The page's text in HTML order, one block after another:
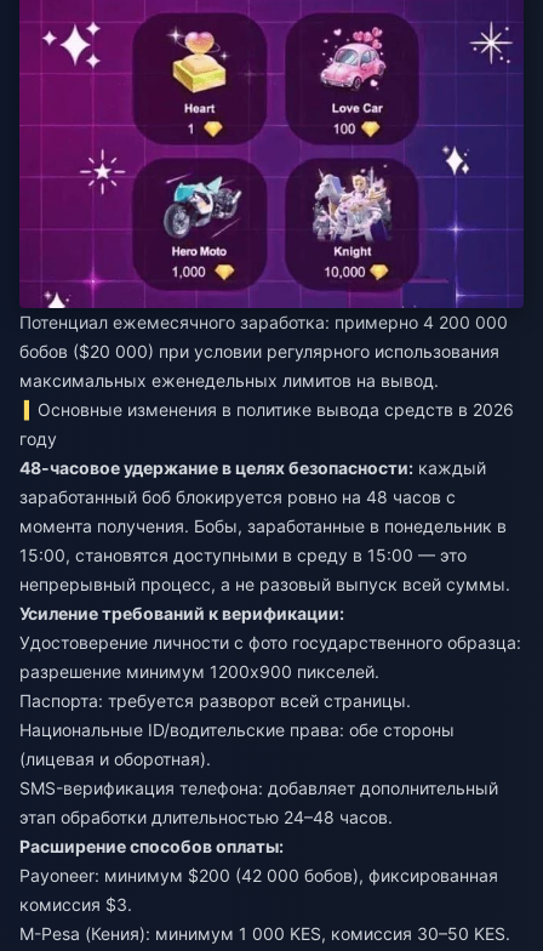
Потенциал ежемесячного заработка: примерно 4 200 000
бобов ($20 000) при условии регулярного использования
максимальных еженедельных лимитов на вывод.
Основные изменения в политике вывода средств в 2026
году
48-часовое удержание в целях безопасности: каждый
заработанный боб блокируется ровно на 48 часов с
момента получения. Бобы, заработанные в понедельник в
15:00, становятся доступными в среду в 15:00 — это
непрерывный процесс, а не разовый выпуск всей суммы.
Усиление требований к верификации:
Удостоверение личности с фото государственного образца:
разрешение минимум 1200x900 пикселей.
Паспорта: требуется разворот всей страницы.
Национальные ID/водительские права: обе стороны
(лицевая и оборотная).
SMS-верификация телефона: добавляет дополнительный
этап обработки длительностью 24–48 часов.
Расширение способов оплаты:
Payoneer: минимум $200 (42 000 бобов), фиксированная
комиссия $3.
M-Pesa (Кения): минимум 1 000 KES, комиссия 30–50 KES.